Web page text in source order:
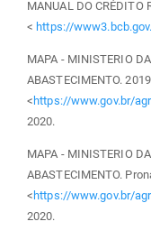
MANUAL DO CRÉDITO
< https://
MAPA - MINISTERIO
ABASTECIMENTO.
< https://www.gov.br/
2020.
MAPA - MINISTERIO
ABASTECIMENTO.
< https://www.gov.br/
2020.